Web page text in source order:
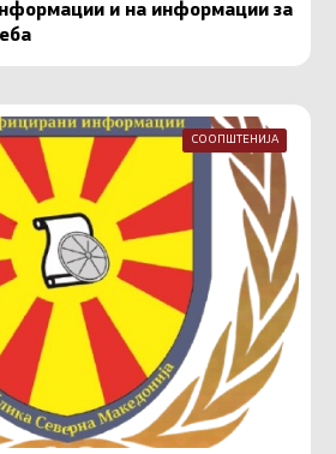
и на информации за
СООПШТЕНИЈА